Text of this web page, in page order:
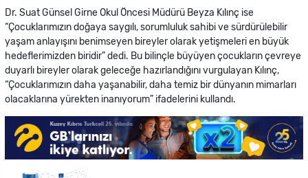
Dr. Suat Günsel Girne Okul Öncesi Müdürü Beyza Kılınç ise
“Çocuklarımızın doğaya saygılı, sorumluluk sahibi ve sürdürülebilir
yaşam anlayışını benimseyen bireyler olarak yetişmeleri en büyük
hedeflerimizden biridir” dedi. Bu bilinçle büyüyen çocukların çevreye
duyarlı bireyler olarak geleceğe hazırlandığını vurgulayan Kılınç,
“Çocuklarımızın daha yaşanabilir, daha temiz bir dünyanın mimarları
olacaklarına yürekten inanıyorum” ifadelerini kullandı.